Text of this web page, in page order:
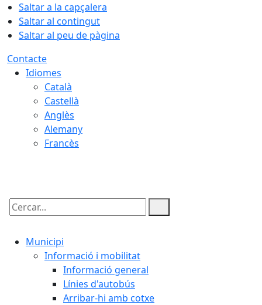
Saltar a la capçalera
Saltar al contingut
Saltar al peu de pàgina
Contacte
Idiomes
Català
Castellà
Anglès
Alemany
Francès
Cercar:
Municipi
Informació i mobilitat
Informació general
Línies d'autobús
Arribar-hi amb cotxe